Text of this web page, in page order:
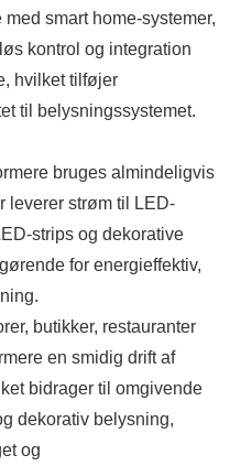
smart home-systemer,
kontrol og integration
hvilket tilføjer
til belysningssystemet.
bruges almindeligvis
leverer strøm til LED-
strips og dekorative
for energieffektiv,
butikker, restauranter
en smidig drift af
bidrager til omgivende
dekorativ belysning,
og